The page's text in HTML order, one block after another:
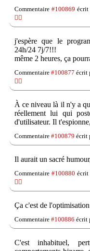
Commentaire #100869 écrit
👎🏽
j'espère que le
24h/24 7j/7!!!
même 2 heures, ça
Commentaire#100877 écrit
👎🏽
À ce niveau là il n'y a
réellement lui qui
d'utilisateur. Il
Commentaire #100879 écrit
Il aurait un sacré
Commentaire #100880 écrit
👎🏽
Ça c'est de
Commentaire #100886 écrit
C'est inhabituel,